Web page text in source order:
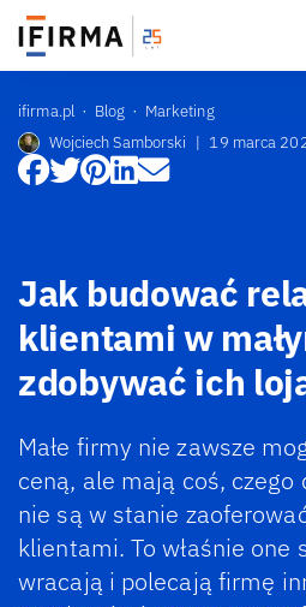
ifirma.pl Blog
Marketing
Wojciech Samborski | 19 marca
Jak budować
klientami w
zdobywać ich
Małe firmy nie zawsze
ceną, ale mają coś, czego
nie są w stanie
klientami. To właśnie one
wracają i polecają firmę